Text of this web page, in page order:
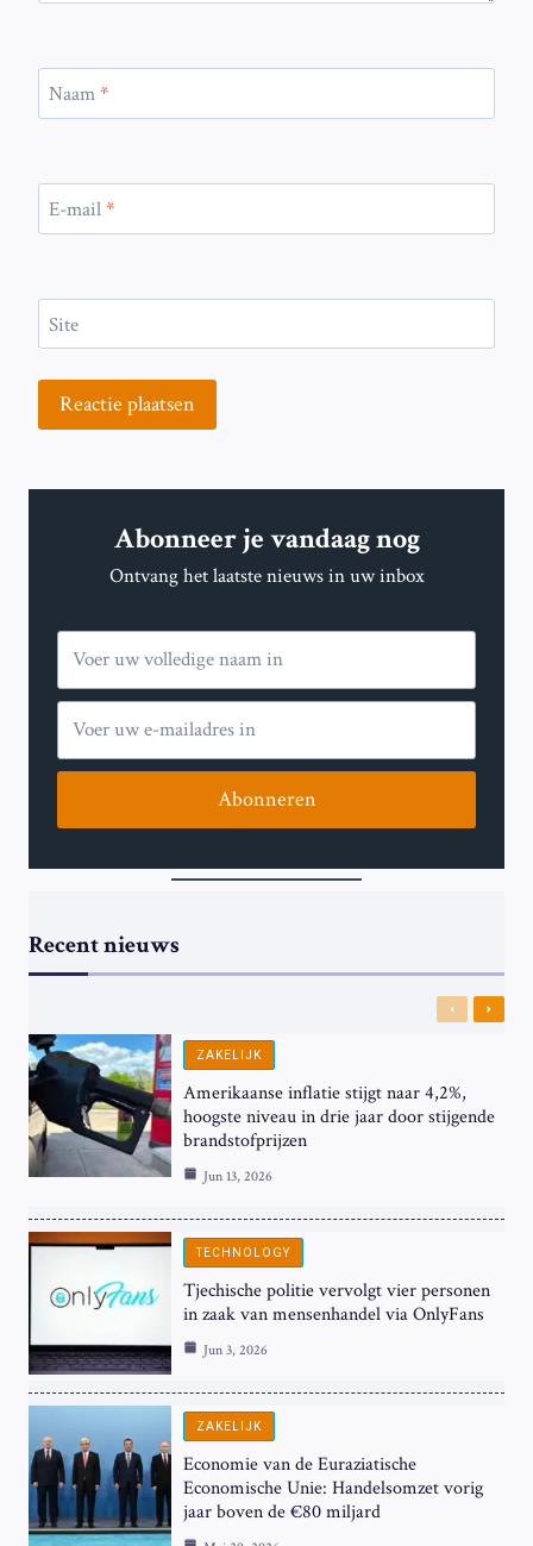
Naam*
E-mail*
Site
Abonneer je vandaag nog
Ontvang het laatste nieuws in uw inbox
Abonneren
Recent nieuws
Previous
Next
ZAKELIJK
Amerikaanse inflatie stijgt naar 4,2%,
hoogste niveau in drie jaar door stijgende
brandstofprijzen
Jun 13, 2026
TECHNOLOGY
Tjechische politie vervolgt vier personen
in zaak van mensenhandel via OnlyFans
Jun 3, 2026
ZAKELIJK
Economie van de Euraziatische
Economische Unie: Handelsomzet vorig
jaar boven de €80 miljard